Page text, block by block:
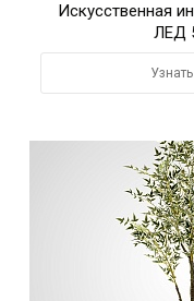
Искусственная
ЛЕД